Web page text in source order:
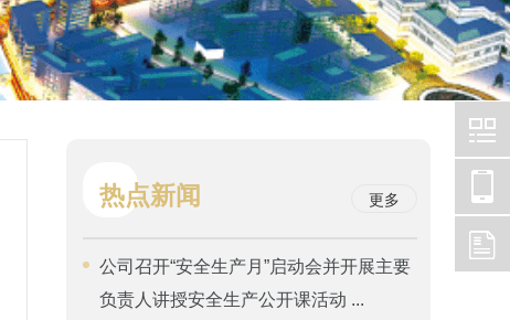
热点新闻 更多
公司召开“安全生产月”启动会并开展主要
负责人讲授安全生产公开课活动 ...